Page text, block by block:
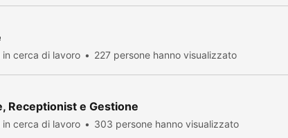
in cerca di lavoro 227 persone hanno visualizzato
Receptionist e Gestione
in cerca di lavoro 303 persone hanno visualizzato